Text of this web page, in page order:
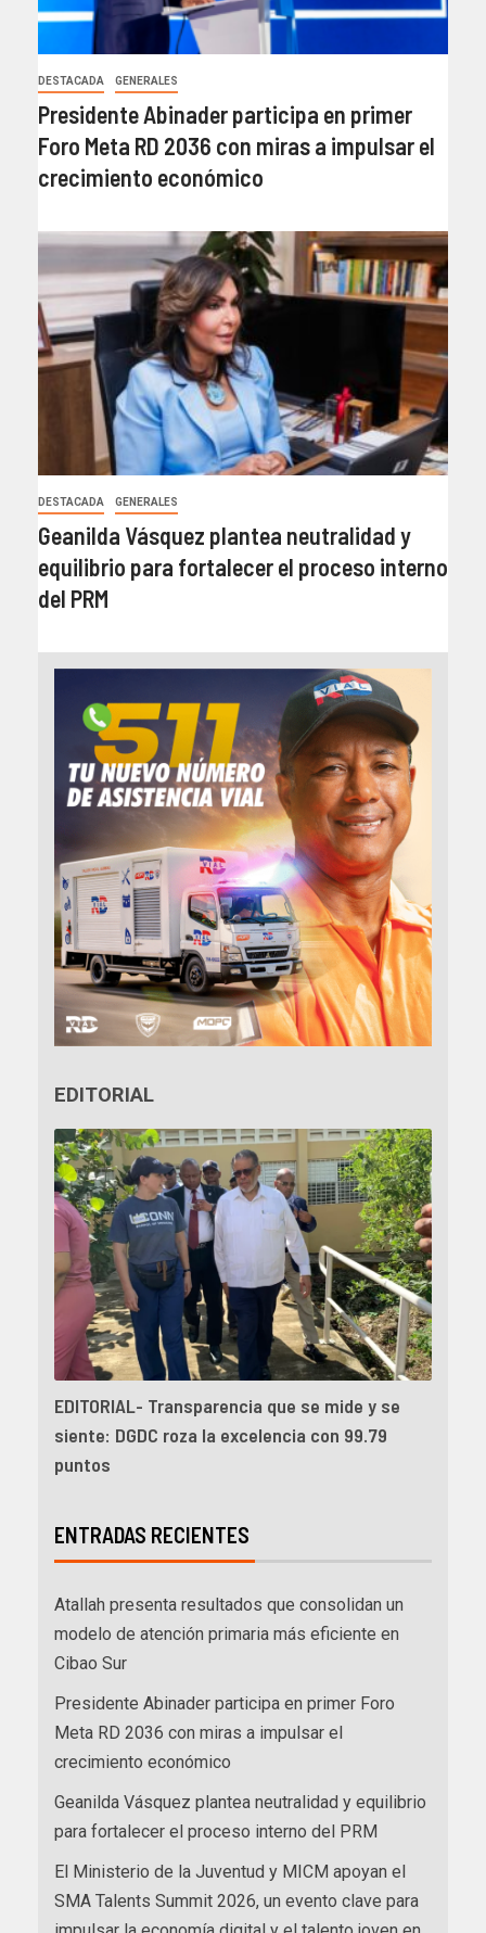
DESTACADA GENERALES
Presidente Abinader participa en primer
Foro Meta RD 2036 con miras a impulsar el
crecimiento económico
DESTACADA GENERALES
Geanilda Vásquez plantea neutralidad y
equilibrio para fortalecer el proceso interno
del PRM
EDITORIAL
EDITORIAL- Transparencia que se mide y se
siente: DGDC roza la excelencia con 99.79
puntos
ENTRADAS RECIENTES
Atallah presenta resultados que consolidan un
modelo de atención primaria más eficiente en
Cibao Sur
Presidente Abinader participa en primer Foro
Meta RD 2036 con miras a impulsar el
crecimiento económico
Geanilda Vásquez plantea neutralidad y equilibrio
para fortalecer el proceso interno del PRM
El Ministerio de la Juventud y MICM apoyan el
SMA Talents Summit 2026, un evento clave para